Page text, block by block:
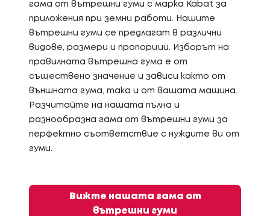
гама от вътрешни гуми с марка Kabat за
приложения при земни работи. Нашите
вътрешни гуми се предлагат в различни
видове, размери и пропорции. Изборът на
правилната вътрешна гума е от
съществено значение и зависи както от
външната гума, така и от вашата машина.
Разчитайте на нашата пълна и
разнообразна гама от вътрешни гуми за
перфектно съответствие с нуждите ви от
гуми.
Вижте нашата гама от
вътрешни гуми